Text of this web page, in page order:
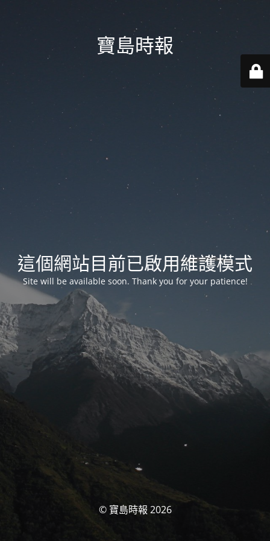
寶島時報
這個網站目前已啟用維護模式
Site will be available soon. Thank you for your patience!
© 寶島時報 2026